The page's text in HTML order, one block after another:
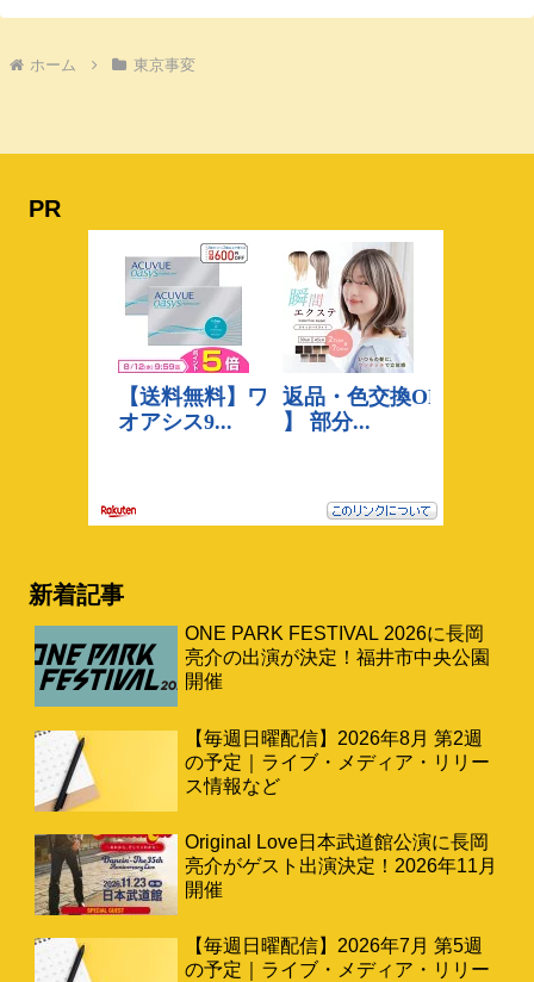
ホーム 東京事変
PR
新着記事
ONE PARK FESTIVAL 2026に長岡
亮介の出演が決定！福井市中央公園
開催
【毎週日曜配信】2026年8月 第2週
の予定｜ライブ・メディア・リリー
ス情報など
Original Love日本武道館公演に長岡
亮介がゲスト出演決定！2026年11月
開催
【毎週日曜配信】2026年7月 第5週
の予定｜ライブ・メディア・リリー